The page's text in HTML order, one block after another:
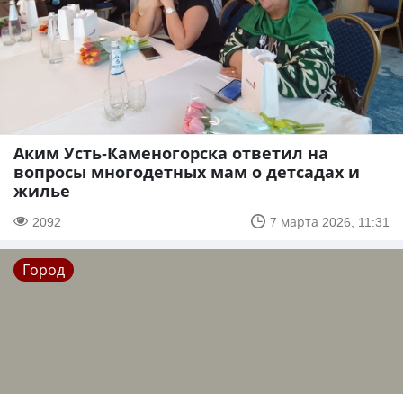
Аким Усть-Каменогорска ответил на
вопросы многодетных мам о детсадах и
жилье
2092 7 марта 2026, 11:31
Город